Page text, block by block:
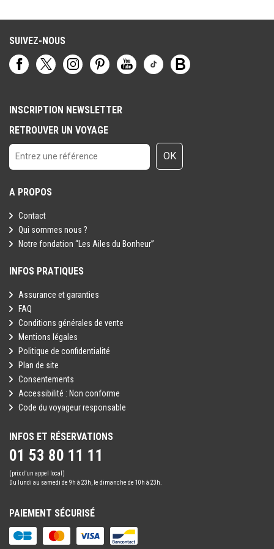
terroriste.
SUIVEZ-NOUS
INSCRIPTION NEWSLETTER
RETROUVER UN VOYAGE
OK
A PROPOS
Contact
Qui sommes nous ?
Notre fondation “Les Ailes du Bonheur”
INFOS PRATIQUES
Assurance et garanties
FAQ
Conditions générales de vente
Mentions légales
Politique de confidentialité
Plan de site
Consentements
Accessibilité : Non conforme
Code du voyageur responsable
INFOS ET RÉSERVATIONS
01 53 80 11 11
(prix d’un appel local)
Du lundi au samedi de 9h à 23h, le dimanche de 10h à 23h.
PAIEMENT SÉCURISÉ